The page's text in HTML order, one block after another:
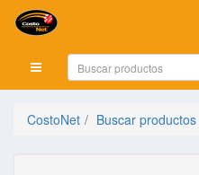
Mostrar menú
CostoNet Buscar productos